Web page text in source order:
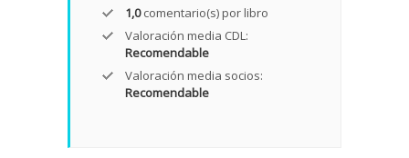
1,0comentario(s) por libro
Valoración media CDL:
Recomendable
Valoración media socios:
Recomendable